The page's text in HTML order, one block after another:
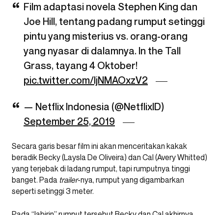
Film adaptasi novela Stephen King dan
Joe Hill, tentang padang rumput setinggi
pintu yang misterius vs. orang-orang
yang nyasar di dalamnya. In the Tall
Grass, tayang 4 Oktober!
pic.twitter.com/IjNMAOxzV2
— Netflix Indonesia (@NetflixID)
September 25, 2019
Secara garis besar film ini akan menceritakan kakak
beradik Becky (Laysla De Oliveira) dan Cal (Avery Whitted)
yang terjebak di ladang rumput, tapi rumputnya tinggi
banget. Pada trailer-nya, rumput yang digambarkan
seperti setinggi 3 meter.